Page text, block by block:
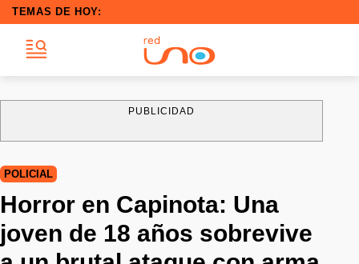
TEMAS DE HOY:
PUBLICIDAD
POLICIAL
Horror en Capinota: Una
joven de 18 años sobrevive